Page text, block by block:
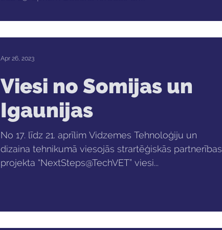
Viesi no Somijas un
Igaunijas
No 17. līdz 21. aprīlim Vidzemes Tehnoloģiju un
dizaina tehnikumā viesojās strartēģiskās partnerības
projekta “NextSteps@TechVET” viesi...
Apr 26, 2023